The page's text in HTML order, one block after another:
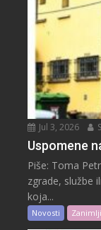
Jul 3, 2026
Uspomene
Piše: Toma
zgrade, službe
koja...
Novosti